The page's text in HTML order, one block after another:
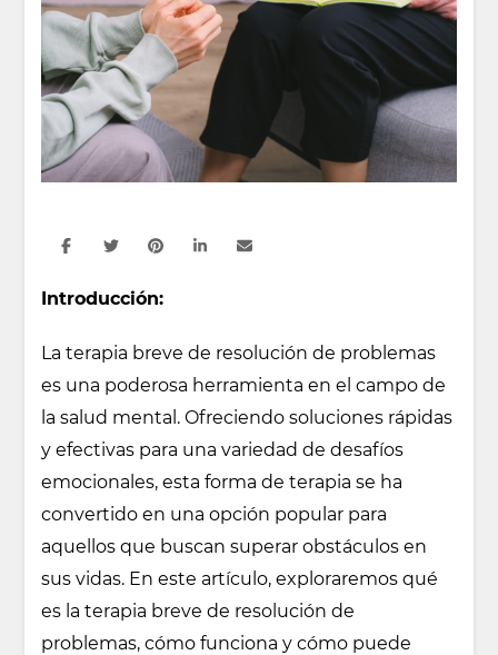
Introducción:
La terapia breve de resolución de problemas
es una poderosa herramienta en el campo de
la salud mental. Ofreciendo soluciones rápidas
y efectivas para una variedad de desafíos
emocionales, esta forma de terapia se ha
convertido en una opción popular para
aquellos que buscan superar obstáculos en
sus vidas. En este artículo, exploraremos qué
es la terapia breve de resolución de
problemas, cómo funciona y cómo puede